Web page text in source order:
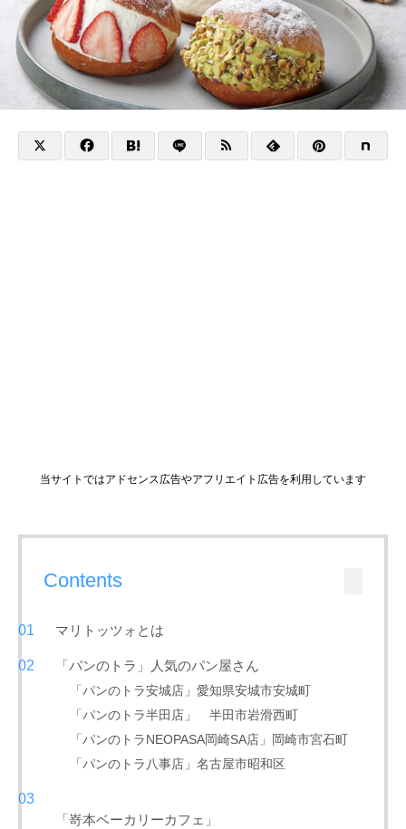
当サイトではアドセンス広告やアフリエイト広告を利用しています
Contents
マリトッツォとは
「パンのトラ」人気のパン屋さん
「パンのトラ安城店」愛知県安城市安城町
「パンのトラ半田店」 半田市岩滑西町
「パンのトラNEOPASA岡崎SA店」岡崎市宮石町
「パンのトラ八事店」名古屋市昭和区
「嵜本ベーカリーカフェ」